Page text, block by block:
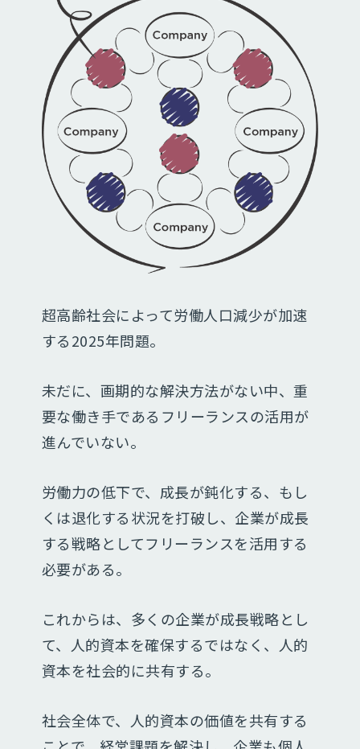
超高齢社会によって労働人口減少が加速
する2025年問題。
未だに、画期的な解決方法がない中、重
要な働き手であるフリーランスの活用が
進んでいない。
労働力の低下で、成長が鈍化する、もし
くは退化する状況を打破し、 企業が成長
する戦略としてフリーランスを活用する
必要がある。
これからは、多くの企業が成長戦略とし
て、 人的資本を確保するではなく、人的
資本を社会的に共有する。
社会全体で、人的資本の価値を共有する